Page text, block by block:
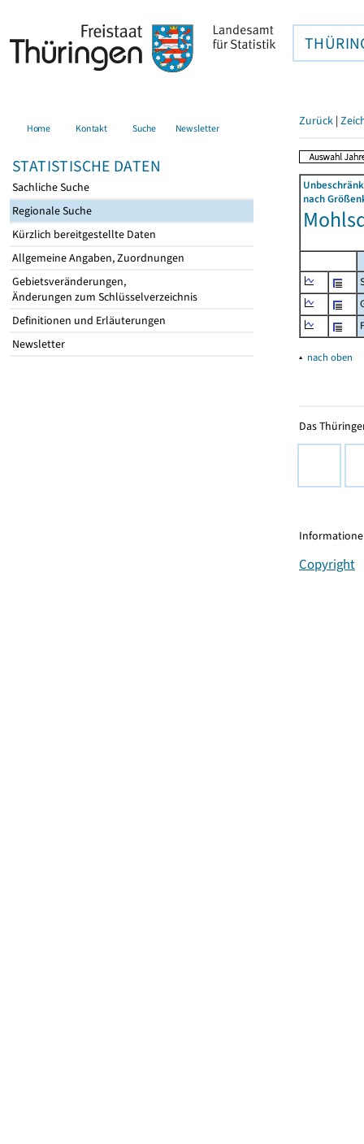
Home Kontakt Suche Newsletter
STATISTISCHE DATEN
Sachliche Suche
Regionale Suche
Kürzlich bereitgestellte Daten
Allgemeine Angaben, Zuordnungen
Gebietsveränderungen,
Änderungen zum Schlüsselverzeichnis
Definitionen und Erläuterungen
Newsletter
Zurück |
nach
▴ nach oben
Das
Copyright